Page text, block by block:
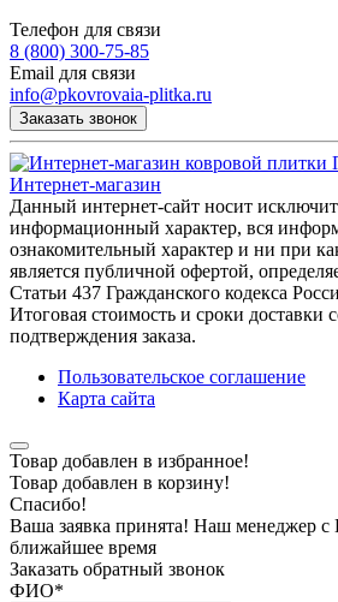
Телефон для связи
8 (800) 300-75-85
Email для связи
info@pkovrovaia-plitka.ru
Заказать звонок
Интернет-магазин
Данный интернет-сайт носит
информационный характер, вся
ознакомительный характер и ни при
является публичной офертой,
Статьи 437 Гражданского кодекса
Итоговая стоимость и сроки доставки
подтверждения заказа.
Пользовательское соглашение
Карта сайта
Товар добавлен в избранное!
Товар добавлен в корзину!
Спасибо!
Ваша заявка принята! Наш менеджер с
ближайшее время
Заказать обратный звонок
ФИО*